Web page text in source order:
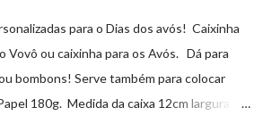
para o Dias dos avós! Caixinha
Vovô ou caixinha para os Avós. Dá para
bombons! Serve também para colocar
180g. Medida da caixa 12cm largura x